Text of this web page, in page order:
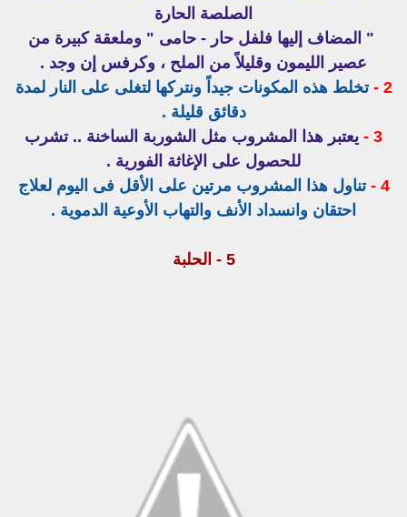
الصلصة الحارة
" المضاف إليها فلفل حار - حامى " وملعقة كبيرة من
عصير الليمون وقليلاً من الملح ، وكرفس إن وجد .
2 -
تخلط هذه المكونات جيداً ونتركها لتغلى على النار لمدة
دقائق قليلة .
3 -
يعتبر هذا المشروب مثل الشوربة الساخنة .. تشرب
للحصول على الإغاثة الفورية .
4 -
تناول هذا المشروب مرتين على الأقل فى اليوم لعلاج
احتقان وانسداد الأنف والتهاب الأوعية الدموية .
5 - الحلبة